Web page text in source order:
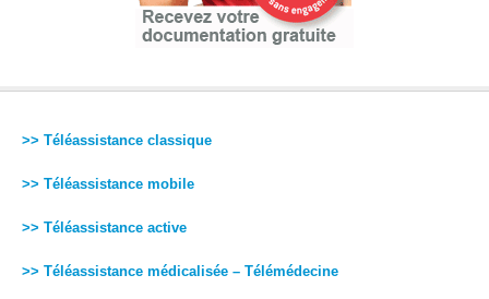
>> Téléassistance classique
>> Téléassistance mobile
>> Téléassistance active
>> Téléassistance médicalisée – Télémédecine